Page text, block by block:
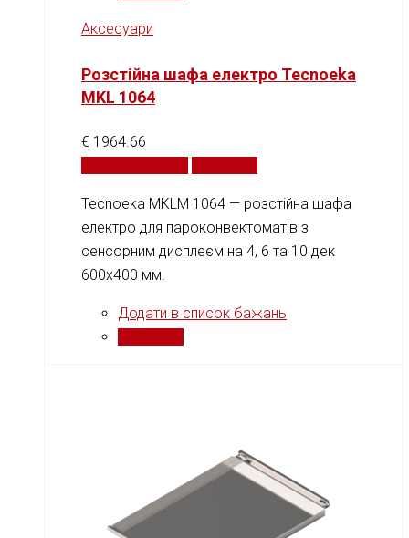
Аксесуари
Розстійна шафа електро Tecnoeka
MKL 1064
€ 1964.66
Tecnoeka MKLM 1064 — розстійна шафа
електро для пароконвектоматів з
сенсорним дисплеєм на 4, 6 та 10 дек
600x400 мм.
Додати в список бажань